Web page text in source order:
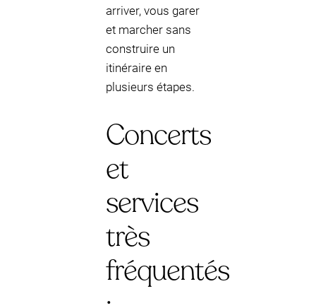
arriver, vous garer
et marcher sans
construire un
itinéraire en
plusieurs étapes.
Concerts
et
services
très
fréquentés